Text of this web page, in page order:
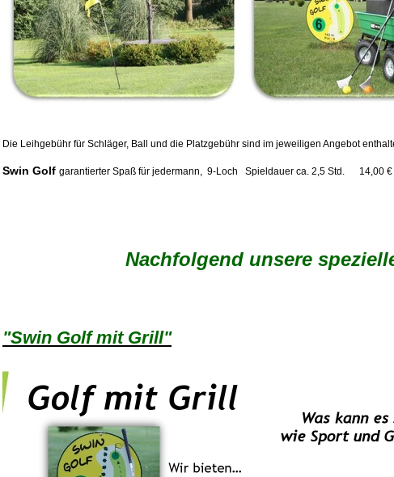
Die Leihgebühr für Schläger, Ball und die Platzgebühr sind im jeweiligen Angebot
Swin Golf garantierter Spaß für jedermann, 9-Loch Spieldauer ca. 2,5 Std. 14,00 €
Nachfolgend unsere
"Swin Golf mit Grill"